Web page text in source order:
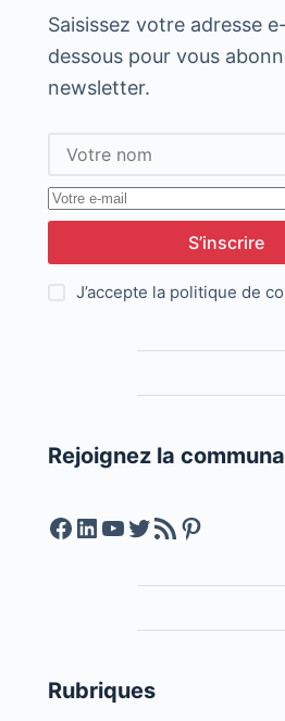
Saisissez votre adresse
dessous pour vous
newsletter.
S’inscrire
J’accepte la politique de
Rejoignez la
Facebook
LinkedIn
YouTube
Twitter
Feed RSSPinterest
Rubriques